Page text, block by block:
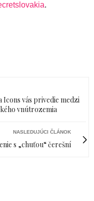
.
vás privedie medzi
vnútrozemia
NASLEDUJÚCI ČLÁNOK
s „chuťou“ čerešní